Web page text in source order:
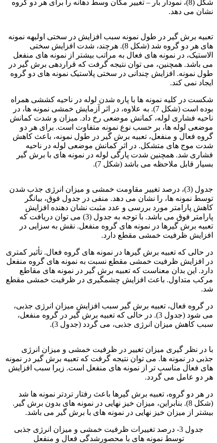
شکل (8)، نمودار بار – تغییر مکان وسط دهانه را برای هر دو گروه
نشان می دهد.
تعبیه برش گیر در طول نمونه سبب افزایش در سختی اولیهه نمونه
های هر دو گروه شد (شکل 8). هرچند، شدت افزایش سختی
الاستیک، در نمونه های فعال به مراتب بیشتر از نمونه های منفعل
می باشد. همچنین، می توان نتیجه گرفت که قراردهی برش گیر در
طول نمونه. افزایش چندانی در سختی پلاستیک نمونه های دو گروه
ایجاد نمی کند.
شکست در کلیه نمونه ها با پاره شدن لوله در ناحیه کششی همراه
بوده است (شکل 7). به علاوه، در اثر آزمایش خمشی نمونه ها، در
ناحیه فشاری لوله، کمانش موضعی رخ داد. میزان و شدت کمانش
موضعی لوله ها، بر حسب نوع نمونه متفاوت است. برای هر دو
گروه فعال و منفعل، تعبیه برش گیر در طول نمونه، باعث کاهش
شدت موج های متشکل. در اثر کمانش موضعی لوله در ناحیه
فشاری شد. همچنین شدت پارگی لوله در نمونه های با برش گیر
بسیار قابل ملاحظه می باشد (شکل 7).
جدول (3)، درصد تغییر مقاومت خمشی و میزان انرژی جذب شدن
توسط نمونه ها، را نشان می دهد. منفی در جدول فوق، بیانگر
کاهش پارامتر مورد بررسی و عدد مثبت نشان دهنده افزایش
پارامتر فوق می باشد. با توجه به جدول (3) می توان دریافت که
تعبیه برش گیرها در نمونه های گروه منفعل. نقش به سزایی در
افزایش ظرفیت خمشی مقطع دارد.
در حالی که تعبیه برش گیرها در نمونه های گروه فعال. تأثیر کمتری
در افزایش ظرفیت خمشی مقطع نسبت به نمونه های گروه منفعل
دارد. این بدان معناست که تعبیه برش گیر در نمونه های مقاطع
مرکب متداول. باعث افزایش چشمگیری در ظرفیت خمشی مقطع
شد.
در گروه فعال، تعبیه برش گیر سبب افزایش میزان انرژی جذبی،
می شود (جدول 3). در حالی که تعبیه برش گیر در گروه منفعل،
سبب کاهش میزان انرژی جذبی، می گردد (جدول 3).
با در نظر گیری میزان تغییر در ظرفیت خمشی و میزان انرژی
جذبی در نمونه ها. می توان نتیجه گرفت که تعبیه برش گیر در نمونه
های فعال مناسب تر از نمونه های منفعل است. زیرا سبب افزایش
هر دو عامل می گردد.
در هر دو گروه، تعبیه برش گیرها باعث رفتار تردتر نمونه ها شد
(شکل 8). بنابراین، میزان خیز نهایی در نمونه های بدون برش گیر.
بیشتر از میزان خیز نهایی در نمونه های با برش گیر می باشد.
جدول 3- درصد تغییرات ظرفیت خمشی و میزان انرژی جذبی
توسط نمونه های با محصورشدگی فعال و منفعل